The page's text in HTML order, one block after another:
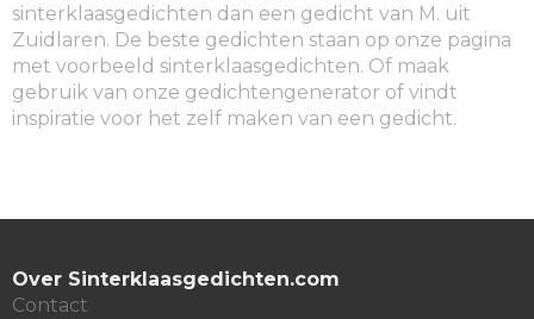
sinterklaasgedichten dan een gedicht van M. uit
Zuidlaren. De beste gedichten staan op onze pagina
met voorbeeld sinterklaasgedichten. Of maak
gebruik van onze gedichtengenerator of vindt
inspiratie voor het zelf maken van een gedicht.
Over Sinterklaasgedichten.com
Contact